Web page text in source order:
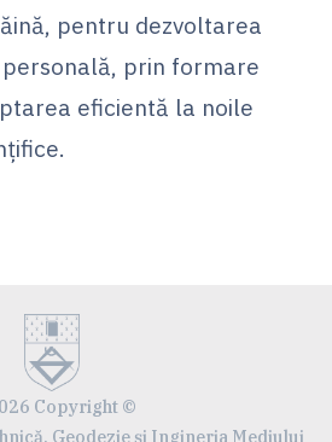
pentru dezvoltarea
prin formare
eficientă la noile
Copyright ©
Geodezie şi Ingineria Mediului